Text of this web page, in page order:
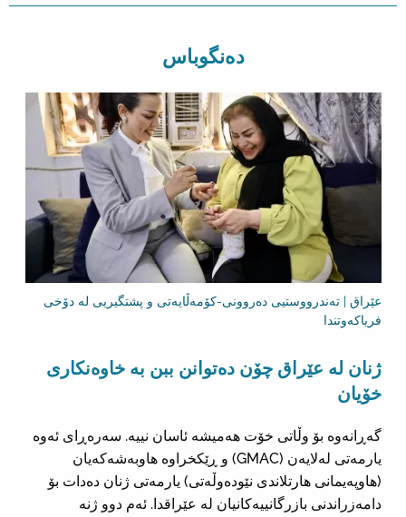
دەنگوباس
عێراق | تەندرووستیی دەروونی-کۆمەڵایەتی و پشتگیریی لە دۆخی
فریاکەوتندا
ژنان لە عێراق چۆن دەتوانن ببن بە خاوەنکاری
خۆیان
گەڕانەوە بۆ وڵاتی خۆت هەمیشە ئاسان نییە. سەرەڕای ئەوە
یارمەتی لەلایەن (GMAC) و ڕێکخراوە هاوبەشەکەیان
(هاوپەیمانی هارتلاندی نێودەوڵەتی) یارمەتی ژنان دەدات بۆ
دامەزراندنی بازرگانییەکانیان لە عێراقدا. ئەم دوو ژنە